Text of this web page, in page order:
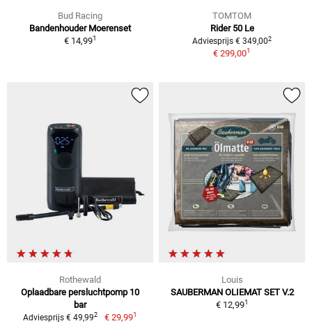
Bud Racing
Bandenhouder Moerenset
€ 14,991
TOMTOM
Rider 50 Le
Adviesprijs € 349,002
€ 299,001
Rothewald
Oplaadbare persluchtpomp 10
bar
Adviesprijs € 49,992 € 29,991
Louis
SAUBERMAN OLIEMAT SET V.2
€ 12,991